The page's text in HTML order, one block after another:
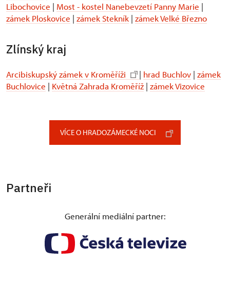
Libochovice | Most - kostel Nanebevzetí Panny Marie |
zámek Ploskovice | zámek Stekník | zámek Velké Březno
Zlínský kraj
Arcibiskupský zámek v Kroměříži | hrad Buchlov | zámek
Buchlovice | Květná Zahrada Kroměříž | zámek Vizovice
VÍCE O HRADOZÁMECKÉ NOCI
Partneři
Generální mediální partner: